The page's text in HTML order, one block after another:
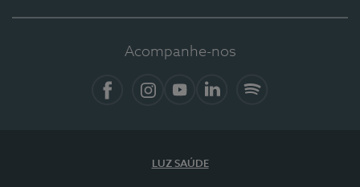
Acompanhe-nos
LUZ SAÚDE